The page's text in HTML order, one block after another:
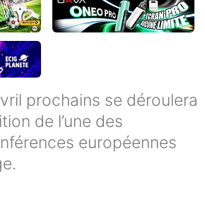
prochains se déroulera
de l’une des
européennes